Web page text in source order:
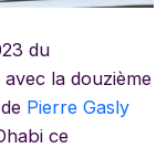
du
la douzième
Pierre Gasly
ce